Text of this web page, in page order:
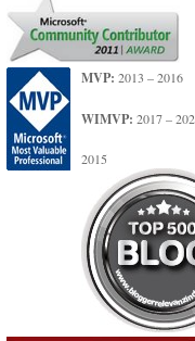
MVP: 2013 – 2016
WIMVP: 2017 –
2015